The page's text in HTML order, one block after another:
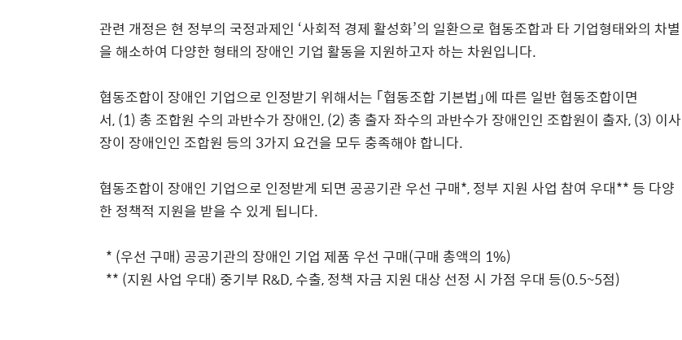
관련 개정은 현 정부의 국정과제인 ‘사회적 경제 활성화’의 일환으로 협동조합과 타 기업형태와의 차별
을 해소하여 다양한 형태의 장애인 기업 활동을 지원하고자 하는 차원입니다.
협동조합이 장애인 기업으로 인정받기 위해서는 ｢협동조합 기본법｣에 따른 일반 협동조합이면
서, (1) 총 조합원 수의 과반수가 장애인, (2) 총 출자 좌수의 과반수가 장애인인 조합원이 출자, (3) 이사
장이 장애인인 조합원 등의 3가지 요건을 모두 충족해야 합니다.
협동조합이 장애인 기업으로 인정받게 되면 공공기관 우선 구매*, 정부 지원 사업 참여 우대** 등 다양
한 정책적 지원을 받을 수 있게 됩니다.
* (우선 구매) 공공기관의 장애인 기업 제품 우선 구매(구매 총액의 1%)
** (지원 사업 우대) 중기부 R&D, 수출, 정책 자금 지원 대상 선정 시 가점 우대 등(0.5~5점)